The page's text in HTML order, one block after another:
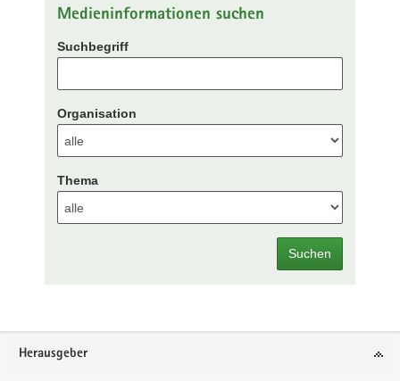
Medieninformationen suchen
Suchbegriff
Organisation
Thema
Suchen
Footer-
Herausgeber